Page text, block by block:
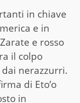
in chiave
e in
e rosso
il colpo
nerazzurri.
di Eto’o
in